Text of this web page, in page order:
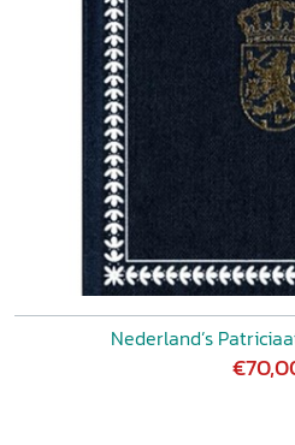
Nederland’s